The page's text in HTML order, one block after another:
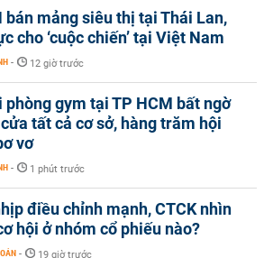
bán mảng siêu thị tại Thái Lan,
cho ‘cuộc chiến’ tại Việt Nam
- 12 giờ trước
phòng gym tại TP HCM bất ngờ
tất cả cơ sở, hàng trăm hội
vơ
- 1 phút trước
điều chỉnh mạnh, CTCK nhìn
hội ở nhóm cổ phiếu nào?
- 19 giờ trước